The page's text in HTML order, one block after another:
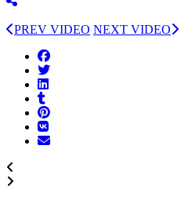
PREV VIDEO NEXT VIDEO